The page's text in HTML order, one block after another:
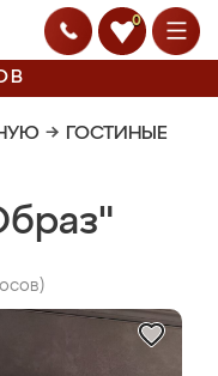
0
→ ГОСТИНЫЕ